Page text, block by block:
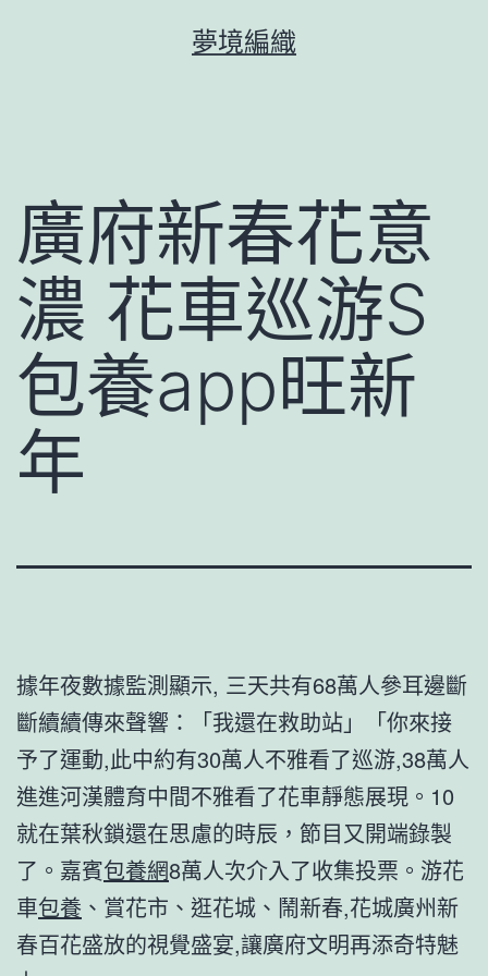
夢境編織
廣府新春花意
濃 花車巡游S
包養app旺新
年
據年夜數據監測顯示, 三天共有68萬人參耳邊斷
斷續續傳來聲響：「我還在救助站」「你來接
予了運動,此中約有30萬人不雅看了巡游,38萬人
進進河漢體育中間不雅看了花車靜態展現。10
就在葉秋鎖還在思慮的時辰，節目又開端錄製
了。嘉賓包養網8萬人次介入了收集投票。游花
車包養 、賞花市、逛花城、鬧新春,花城廣州新
春百花盛放的視覺盛宴,讓廣府文明再添奇特魅